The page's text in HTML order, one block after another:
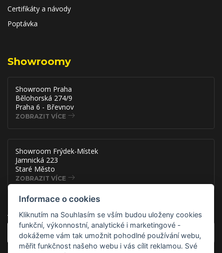
Certifikáty a návody
Poptávka
Showroomy
Showroom Praha
Bělohorská 274/9
Praha 6 - Břevnov
ZOBRAZIT VÍCE
Showroom Frýdek-Místek
Jamnická 223
Staré Město
ZOBRAZIT VÍCE
Akce, slevy a novinky přímo na
OK
Informace o cookies
Kliknutím na Souhlasím se vším budou uloženy cookies
funkční, výkonnostní, analytické i marketingové -
dokážeme vám tak umožnit pohodlné používání webu,
měřit funkčnost našeho webu i vás cílit reklamou. Své